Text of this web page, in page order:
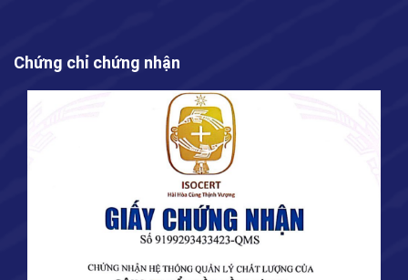
Chứng chỉ chứng nhận